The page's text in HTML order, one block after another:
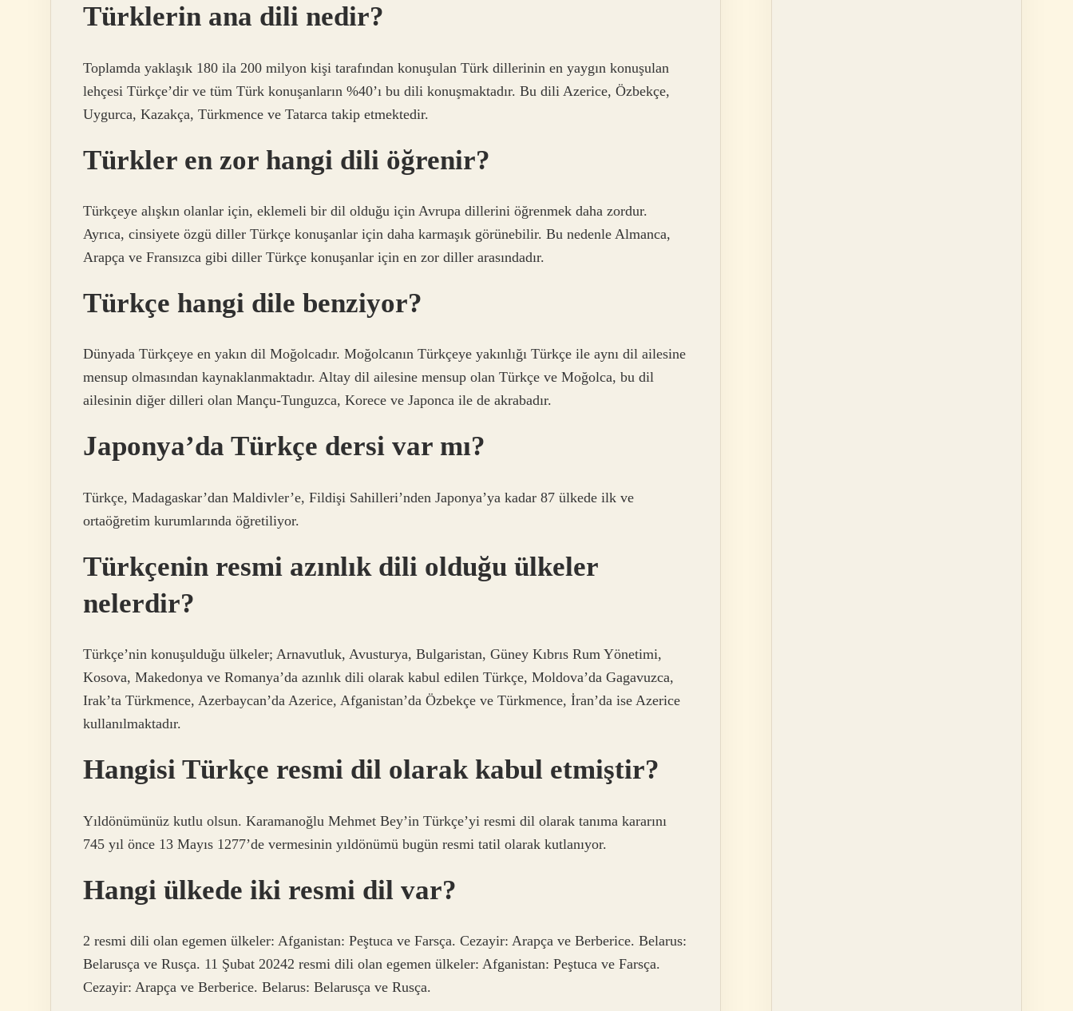
Türklerin ana dili nedir?
Toplamda yaklaşık 180 ila 200 milyon kişi tarafından konuşulan Türk dillerinin en yaygın konuşulan
lehçesi Türkçe’dir ve tüm Türk konuşanların %40’ı bu dili konuşmaktadır. Bu dili Azerice, Özbekçe,
Uygurca, Kazakça, Türkmence ve Tatarca takip etmektedir.
Türkler en zor hangi dili öğrenir?
Türkçeye alışkın olanlar için, eklemeli bir dil olduğu için Avrupa dillerini öğrenmek daha zordur.
Ayrıca, cinsiyete özgü diller Türkçe konuşanlar için daha karmaşık görünebilir. Bu nedenle Almanca,
Arapça ve Fransızca gibi diller Türkçe konuşanlar için en zor diller arasındadır.
Türkçe hangi dile benziyor?
Dünyada Türkçeye en yakın dil Moğolcadır. Moğolcanın Türkçeye yakınlığı Türkçe ile aynı dil ailesine
mensup olmasından kaynaklanmaktadır. Altay dil ailesine mensup olan Türkçe ve Moğolca, bu dil
ailesinin diğer dilleri olan Mançu-Tunguzca, Korece ve Japonca ile de akrabadır.
Japonya’da Türkçe dersi var mı?
Türkçe, Madagaskar’dan Maldivler’e, Fildişi Sahilleri’nden Japonya’ya kadar 87 ülkede ilk ve
ortaöğretim kurumlarında öğretiliyor.
Türkçenin resmi azınlık dili olduğu ülkeler
nelerdir?
Türkçe’nin konuşulduğu ülkeler; Arnavutluk, Avusturya, Bulgaristan, Güney Kıbrıs Rum Yönetimi,
Kosova, Makedonya ve Romanya’da azınlık dili olarak kabul edilen Türkçe, Moldova’da Gagavuzca,
Irak’ta Türkmence, Azerbaycan’da Azerice, Afganistan’da Özbekçe ve Türkmence, İran’da ise Azerice
kullanılmaktadır.
Hangisi Türkçe resmi dil olarak kabul etmiştir?
Yıldönümünüz kutlu olsun. Karamanoğlu Mehmet Bey’in Türkçe’yi resmi dil olarak tanıma kararını
745 yıl önce 13 Mayıs 1277’de vermesinin yıldönümü bugün resmi tatil olarak kutlanıyor.
Hangi ülkede iki resmi dil var?
2 resmi dili olan egemen ülkeler: Afganistan: Peştuca ve Farsça. Cezayir: Arapça ve Berberice. Belarus:
Belarusça ve Rusça. 11 Şubat 20242 resmi dili olan egemen ülkeler: Afganistan: Peştuca ve Farsça.
Cezayir: Arapça ve Berberice. Belarus: Belarusça ve Rusça.